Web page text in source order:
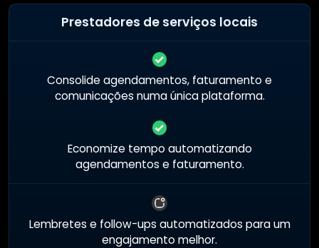
Prestadores de serviços locais
Consolide agendamentos, faturamento e
comunicações numa única plataforma.
Economize tempo automatizando
agendamentos e faturamento.
Lembretes e follow-ups automatizados para um
engajamento melhor.